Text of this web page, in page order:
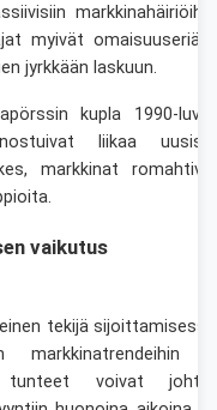
myivät
jyrkkään laskuun.
kupla 1990-
liikaa
markkinat
vaikutus
tekijä
tunteet voivat